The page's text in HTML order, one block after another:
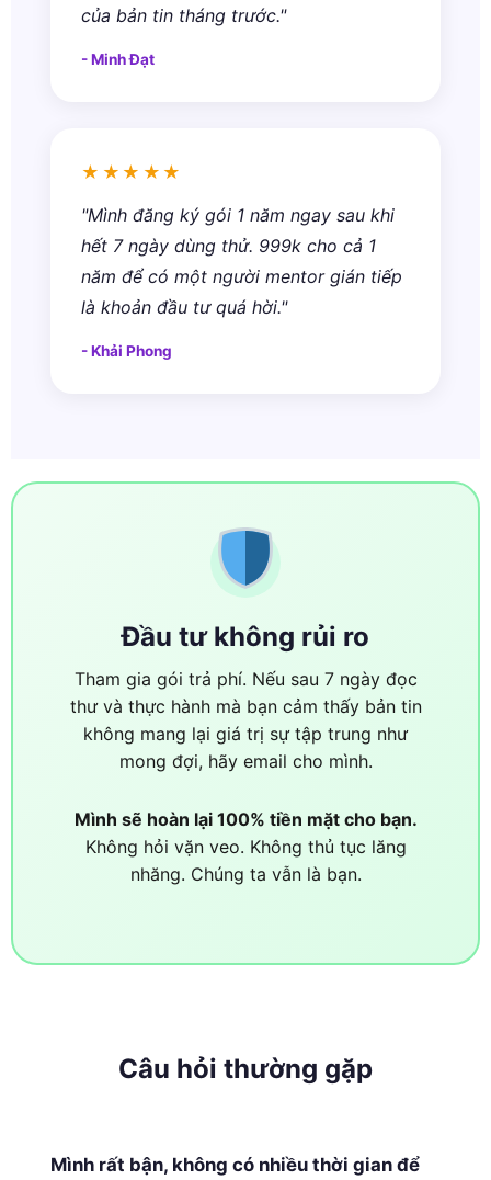
của bản tin tháng trước."
- Minh Đạt
★★★★★
"Mình đăng ký gói 1 năm ngay sau khi
hết 7 ngày dùng thử. 999k cho cả 1
năm để có một người mentor gián tiếp
là khoản đầu tư quá hời."
- Khải Phong
Đầu tư không rủi ro
Tham gia gói trả phí. Nếu sau 7 ngày đọc
thư và thực hành mà bạn cảm thấy bản tin
không mang lại giá trị sự tập trung như
mong đợi, hãy email cho mình.
Mình sẽ hoàn lại 100% tiền mặt cho bạn.
Không hỏi vặn veo. Không thủ tục lăng
nhăng. Chúng ta vẫn là bạn.
Câu hỏi thường gặp
Mình rất bận, không có nhiều thời gian để